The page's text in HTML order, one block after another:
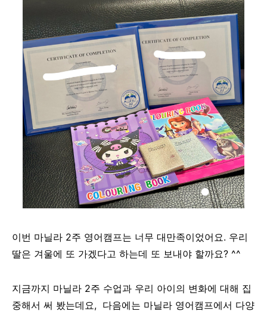
이번 마닐라 2주 영어캠프는 너무 대만족이었어요. 우리
딸은 겨울에 또 가겠다고 하는데 또 보내야 할까요? ^^
지금까지 마닐라 2주 수업과 우리 아이의 변화에 대해 집
중해서 써 봤는데요, 다음에는 마닐라 영어캠프에서 다양